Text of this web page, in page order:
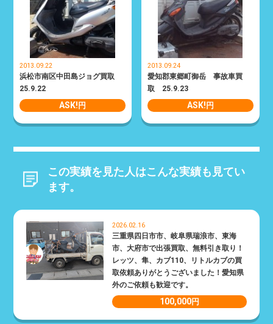
2013.09.22
浜松市南区中田島ジョグ買取
25.9.22
ASK! 円
2013.09.24
愛知郡東郷町御岳 事故車買
取 25.9.23
ASK! 円
この実績を見た人はこんな実績も見てい
ます。
2026.02.16
三重県四日市市、岐阜県瑞浪市、東海
市、大府市で出張買取、無料引き取り！
レッツ、隼、カブ110、リトルカブの買
取依頼ありがとうございました！愛知県
外のご依頼も歓迎です。
100,000円